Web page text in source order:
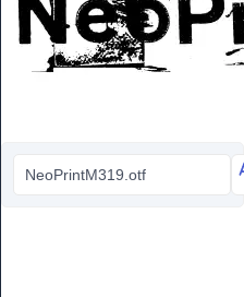
NeoPrintM319.otf